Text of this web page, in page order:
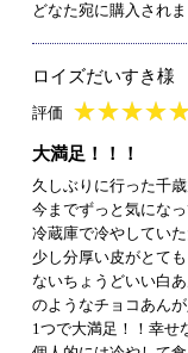
どなた宛に購入され
ロイズだいすき様
評価 ★★★★
大満足！！！
久しぶりに行った千
今までずっと気にな
冷蔵庫で冷やしていた
少し分厚い皮がとて
ないちょうどいい白
のようなチョコあん
1つで大満足！！幸せ